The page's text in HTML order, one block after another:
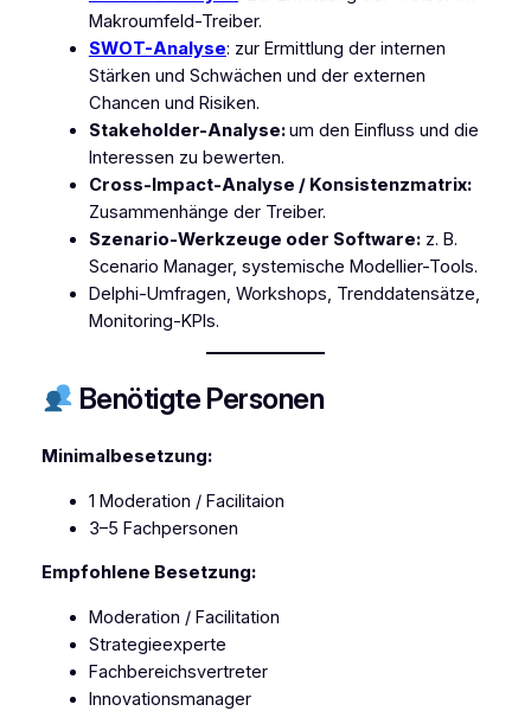
Makroumfeld-Treiber.
SWOT-Analyse: zur Ermittlung der internen
Stärken und Schwächen und der externen
Chancen und Risiken.
Stakeholder-Analyse:um den Einfluss und die
Interessen zu bewerten.
Cross-Impact-Analyse / Konsistenzmatrix:
Zusammenhänge der Treiber.
Szenario-Werkzeuge oder Software:z. B.
Scenario Manager, systemische Modellier-Tools.
Delphi-Umfragen, Workshops, Trenddatensätze,
Monitoring-KPIs.
Benötigte Personen
Minimalbesetzung:
1 Moderation / Facilitaion
3–5 Fachpersonen
Empfohlene Besetzung:
Moderation / Facilitation
Strategieexperte
Fachbereichsvertreter
Innovationsmanager